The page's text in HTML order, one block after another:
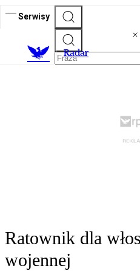
Serwisy
Radar
Ratownik dla
wojennej